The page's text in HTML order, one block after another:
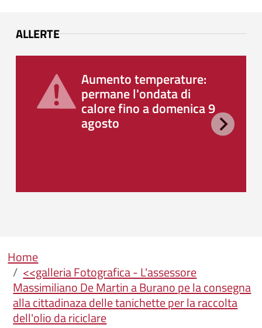
ALLERTE
Aumento temperature:
permane l'ondata di
calore fino a domenica 9
agosto
Briciole di pane
Home
<<galleria Fotografica - L'assessore
Massimiliano De Martin a Burano pe la consegna
alla cittadinaza delle tanichette per la raccolta
dell'olio da riciclare